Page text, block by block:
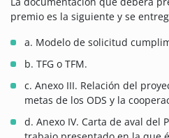
premio es la siguiente y se
a. Modelo de solicitud
b. TFG o TFM.
c. Anexo III. Relación del
metas de los ODS y la
d. Anexo IV. Carta de aval del